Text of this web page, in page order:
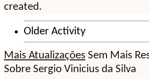
created.
Older Activity
Mais Atualizações Sem Mais
Sobre Sergio Vinicius da Silva